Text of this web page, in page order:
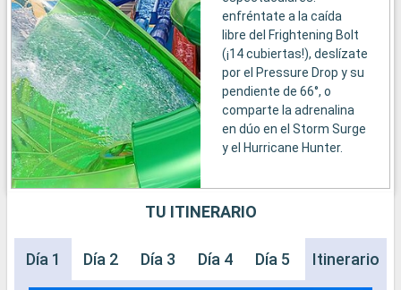
enfréntate a la caída
libre del Frightening Bolt
(¡14 cubiertas!), deslízate
por el Pressure Drop y su
pendiente de 66°, o
comparte la adrenalina
en dúo en el Storm Surge
y el Hurricane Hunter.
TU ITINERARIO
Día 1 Día 2 Día 3 Día 4 Día 5 Itinerario